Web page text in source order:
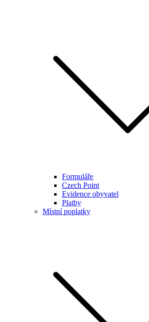
Formuláře
Czech Point
Evidence obyvatel
Platby
Místní poplatky